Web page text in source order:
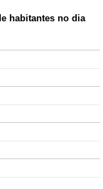
habitantes no dia